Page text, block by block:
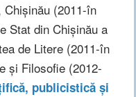
Chișinău (2011-în
Stat din Chișinău a
de Litere (2011-în
și Filosofie (2012-
publicistică și